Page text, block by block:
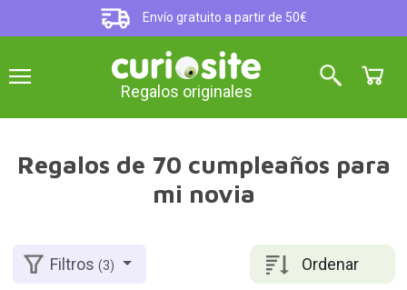
Envío gratuito a partir de 50€
Regalos originales
Regalos de 70 cumpleaños para
mi novia
Ordenar
Filtros(3)